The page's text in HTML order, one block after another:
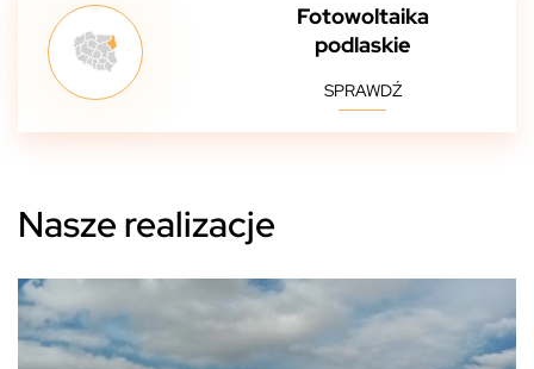
Fotowoltaika
podlaskie
SPRAWDŹ
Nasze realizacje